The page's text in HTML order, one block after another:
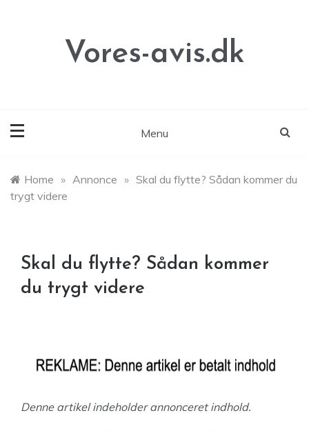
Vores-avis.dk
Menu
Home » Annonce » Skal du flytte? Sådan kommer du
trygt videre
Skal du flytte? Sådan kommer
du trygt videre
Denne artikel indeholder annonceret indhold.